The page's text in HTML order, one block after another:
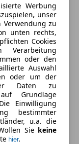
Werbung
unser
zu
unten rechts,
Cookies
oder den
Auswahl
oder um der
Daten zu
Grundlage
Einwilligung
bestimmter
u.a. die
Sie keine
hier.